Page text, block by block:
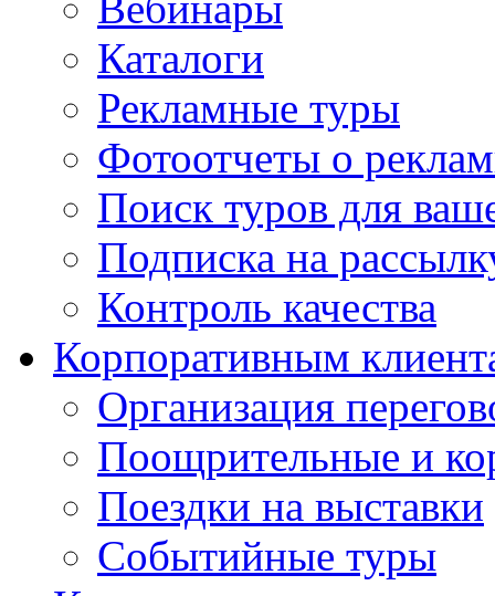
Каталоги
Рекламные туры
Фотоотчеты о
Поиск туров для
Подписка на
Контроль качества
Корпоративным
Организация
Поощрительные и
Поездки на выставки
Событийные туры